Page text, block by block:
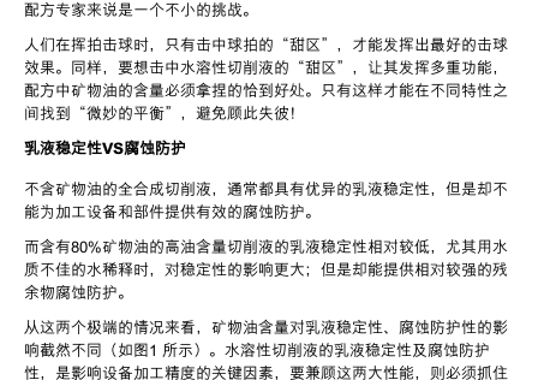
配方专家来说是一个不小的挑战。
人们在挥拍击球时，只有击中球拍的 “甜区” ，才能发挥出最好的击球
效果。同样，要想击中水溶性切削液的 “甜区” ，让其发挥多重功能，
配方中矿物油的含量必须拿捏的恰到好处。只有这样才能在不同特性之
间找到
“微妙的平衡” ，避免顾此失彼！
乳液稳定性VS腐蚀防护
不含矿物油的全合成切削液，通常都具有优异的乳液稳定性，但是却不
能为加工设备和部件提供有效的腐蚀防护。
而含有80%矿物油的高油含量切削液的乳液稳定性相对较低，尤其用水
质不佳的水稀释时，对稳定性的影响更大；但是却能提供相对较强的残
余物腐蚀防护。
从这两个极端的情况来看，矿物油含量对乳液稳定性、腐蚀防护性的影
响截然不同（如图 1 所示）。水溶性切削液的乳液稳定性及腐蚀防护
性，是影响设备加工精度的关键因素，要兼顾这两大性能，则必须抓住